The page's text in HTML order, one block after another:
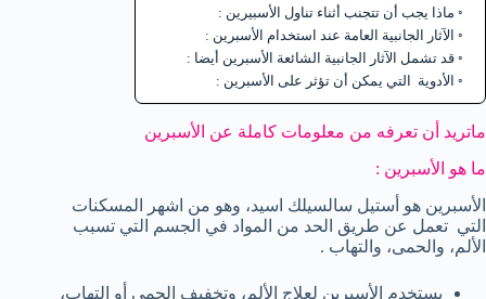
ماذا يجب أن تتجنب أثناء تناول الأسبيرين :
الآثار الجانبية العامة عند استخدام الأسبرين :
قد تشمل الآثار الجانبية الشائعة الأسبرين أيضا :
الأدوية التي يمكن أن تؤثر على الأسبرين :
ماتريد أن تعرفه من معلومات كاملة عن الأسبرين
ما هو الأسبرين :
الأسبرين هو أستيل سالسيلك اسيد، وهو من اشهر المسكنات
التي تعمل عن طريق الحد من المواد في الجسم التي تسبب
الألم، والحمى، والتهاب .
يستخدم الأسبرين لعلاج الألم، وتخفيف الحمى أو التهاب،